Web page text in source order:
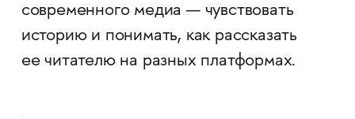
современного медиа — чувствовать
историю и понимать, как рассказать
ее читателю на разных платформах.